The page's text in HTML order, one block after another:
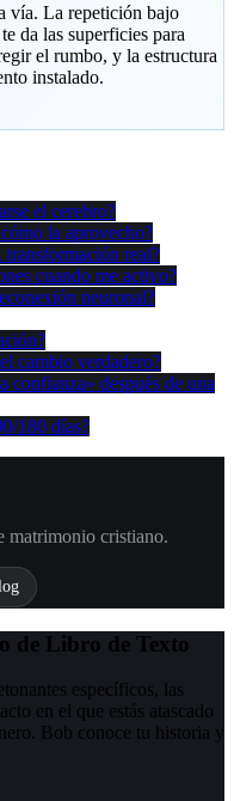
vía. La repetición bajo
da las superficies para
el rumbo, y la estructura
instalado.
el cerebro?
la aprovecho?
transformación real?
cuando me activo?
neuronal?
cambio verdadero?
confianza» después de una
180 días?
matrimonio cristiano.
de Libro de Texto
específicos, las
en el que estás atascado
Bob conoce tu historia y